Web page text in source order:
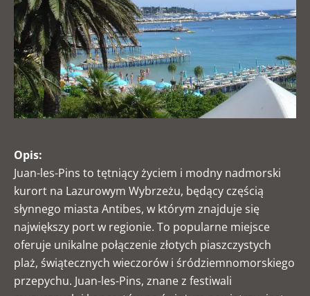
Opis:
Juan-les-Pins to tętniący życiem i modny nadmorski
kurort na Lazurowym Wybrzeżu, będący częścią
słynnego miasta Antibes, w którym znajduje się
największy port w regionie. To popularne miejsce
oferuje unikalne połączenie złotych piaszczystych
plaż, świątecznych wieczorów i śródziemnomorskiego
przepychu. Juan-les-Pins, znane z festiwali